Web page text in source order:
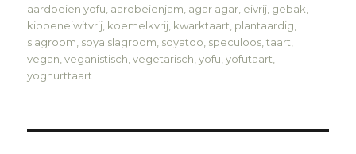
on
aardbeien yofu, aardbeienjam, agar agar, eivrij, gebak,
kippeneiwitvrij, koemelkvrij, kwarktaart, plantaardig,
slagroom, soya slagroom, soyatoo, speculoos,taart,
vegan,veganistisch,vegetarisch,yofu,yofutaart,
yoghurttaart